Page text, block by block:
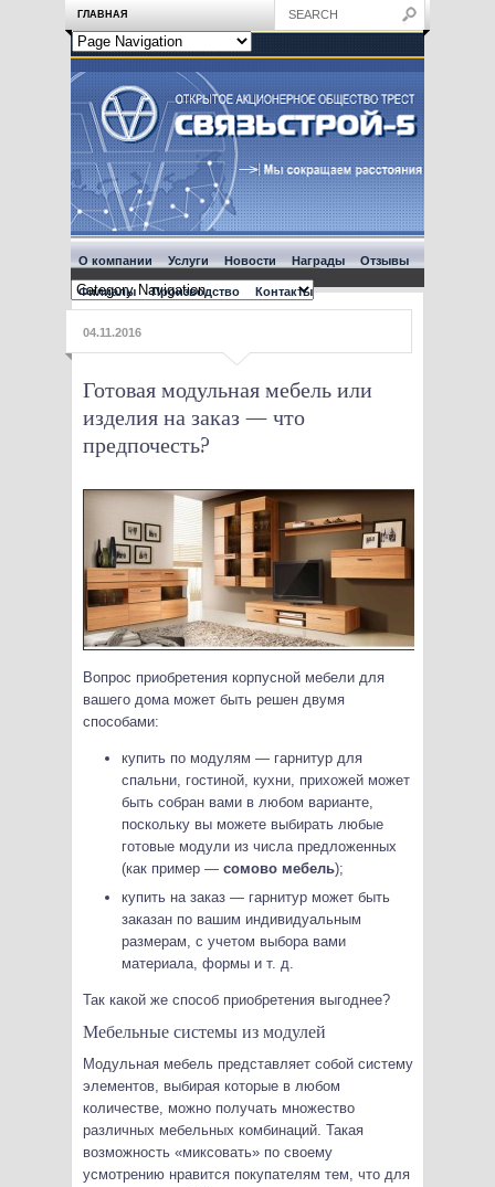
ГЛАВНАЯ
О компании Услуги Новости Награды Отзывы
Филиалы Производство Контакты
04.11.2016
Готовая модульная мебель или
изделия на заказ — что
предпочесть?
Вопрос приобретения корпусной мебели для
вашего дома может быть решен двумя
способами:
купить по модулям — гарнитур для
спальни, гостиной, кухни, прихожей может
быть собран вами в любом варианте,
поскольку вы можете выбирать любые
готовые модули из числа предложенных
(как пример — сомово мебель);
купить на заказ — гарнитур может быть
заказан по вашим индивидуальным
размерам, с учетом выбора вами
материала, формы и т. д.
Так какой же способ приобретения выгоднее?
Мебельные системы из модулей
Модульная мебель представляет собой систему
элементов, выбирая которые в любом
количестве, можно получать множество
различных мебельных комбинаций. Такая
возможность «миксовать» по своему
усмотрению нравится покупателям тем, что для